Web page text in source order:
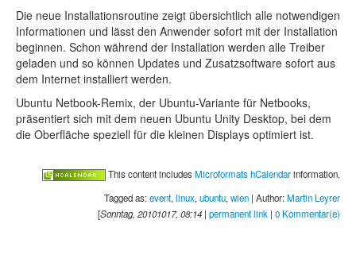
Die neue Installationsroutine zeigt übersichtlich alle notwendigen
Informationen und lässt den Anwender sofort mit der Installation
beginnen. Schon während der Installation werden alle Treiber
geladen und so können Updates und Zusatzsoftware sofort aus
dem Internet installiert werden.
Ubuntu Netbook-Remix, der Ubuntu-Variante für Netbooks,
präsentiert sich mit dem neuen Ubuntu Unity Desktop, bei dem
die Oberfläche speziell für die kleinen Displays optimiert ist.
This content includesMicroformats hCalendarinformation.
Tagged as:event, linux, ubuntu, wien | Author:Martin Leyrer
[Sonntag, 20101017, 08:14 | permanent link | 0 Kommentar(e)